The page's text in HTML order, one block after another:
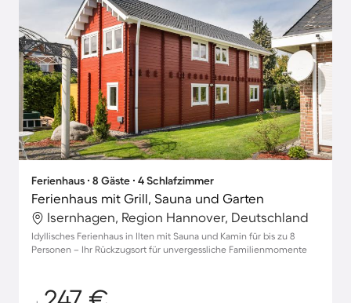
Ferienhaus ∙ 8 Gäste ∙ 4 Schlafzimmer
Ferienhaus mit Grill, Sauna und Garten
Isernhagen, Region Hannover, Deutschland
Idyllisches Ferienhaus in Ilten mit Sauna und Kamin für bis zu 8
Personen – Ihr Rückzugsort für unvergessliche Familienmomente